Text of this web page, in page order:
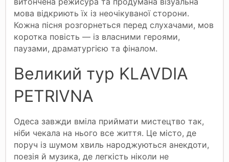
мова відкриють їх із неочікуваної сторони.
Кожна пісня розгорнеться перед слухачами, мов
коротка повість — із власними героями,
паузами, драматургією та фіналом.
Великий тур KLAVDIA
PETRIVNA
Одеса завжди вміла приймати мистецтво так,
ніби чекала на нього все життя. Це місто, де
поруч із шумом хвиль народжуються анекдоти,
поезія й музика, де легкість ніколи не